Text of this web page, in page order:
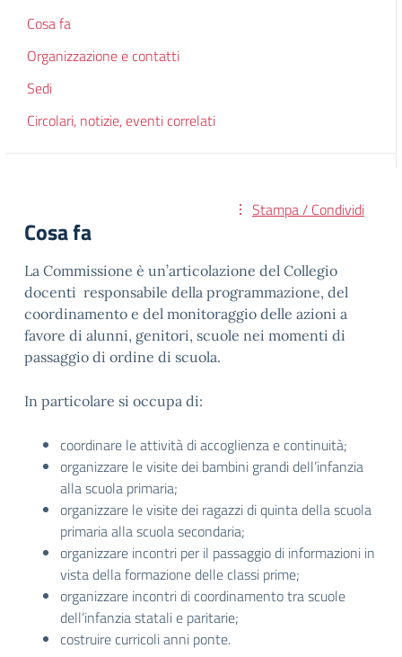
Cosa fa
Organizzazione e contatti
Sedi
Circolari, notizie, eventi correlati
Stampa / Condividi
Cosa fa
La Commissione è un’articolazione del Collegio
docenti responsabile della programmazione, del
coordinamento e del monitoraggio delle azioni a
favore di alunni, genitori, scuole nei momenti di
passaggio di ordine di scuola.
In particolare si occupa di:
coordinare le attività di accoglienza e continuità;
organizzare le visite dei bambini grandi dell’infanzia
alla scuola primaria;
organizzare le visite dei ragazzi di quinta della scuola
primaria alla scuola secondaria;
organizzare incontri per il passaggio di informazioni in
vista della formazione delle classi prime;
organizzare incontri di coordinamento tra scuole
dell’infanzia statali e paritarie;
costruire curricoli anni ponte.